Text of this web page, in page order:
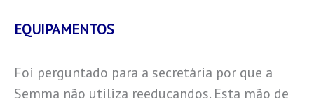
EQUIPAMENTOS
Foi perguntado para a secretária por que a
Semma não utiliza reeducandos. Esta mão de